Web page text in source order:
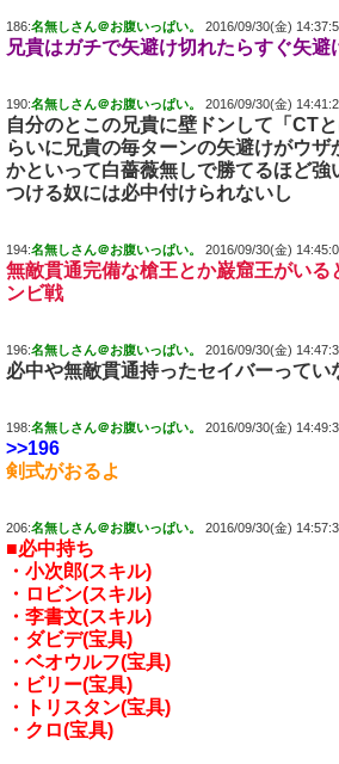
186:名無しさん＠お腹いっぱい。 2016/09/30(金)
兄貴はガチで矢避け切れたらすぐ矢
190:名無しさん＠お腹いっぱい。 2016/09/30(金)
自分のとこの兄貴に壁ドンして「CT
らいに兄貴の毎ターンの矢避けがウザ
かといって白薔薇無しで勝てるほど強
つける奴には必中付けられないし
194:名無しさん＠お腹いっぱい。 2016/09/30(金)
無敵貫通完備な槍王とか巌窟王がいる
ンビ戦
196:名無しさん＠お腹いっぱい。 2016/09/30(金)
必中や無敵貫通持ったセイバーってい
198:名無しさん＠お腹いっぱい。 2016/09/30(金)
>>196
剣式がおるよ
206:名無しさん＠お腹いっぱい。 2016/09/30(金)
■必中持ち
・小次郎(スキル)
・ロビン(スキル)
・李書文(スキル)
・ダビデ(宝具)
・ベオウルフ(宝具)
・ビリー(宝具)
・トリスタン(宝具)
・クロ(宝具)